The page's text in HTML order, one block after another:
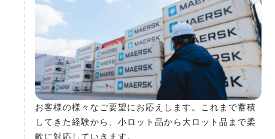
お客様の様々なご要望にお応えします。これまで蓄積
してきた経験から、小ロット品から大ロット品まで柔
軟に対応していきます。